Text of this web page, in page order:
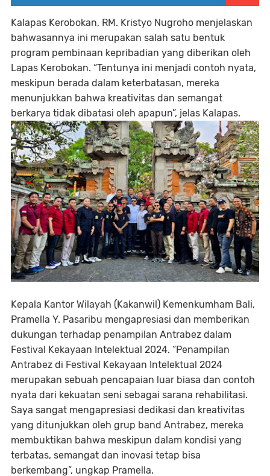
Kalapas Kerobokan, RM. Kristyo Nugroho menjelaskan
bahwasannya ini merupakan salah satu bentuk
program pembinaan kepribadian yang diberikan oleh
Lapas Kerobokan. “Tentunya ini menjadi contoh nyata,
meskipun berada dalam keterbatasan, mereka
menunjukkan bahwa kreativitas dan semangat
berkarya tidak dibatasi oleh apapun”, jelas Kalapas.
Kepala Kantor Wilayah (Kakanwil) Kemenkumham Bali,
Pramella Y. Pasaribu mengapresiasi dan memberikan
dukungan terhadap penampilan Antrabez dalam
Festival Kekayaan Intelektual 2024. “Penampilan
Antrabez di Festival Kekayaan Intelektual 2024
merupakan sebuah pencapaian luar biasa dan contoh
nyata dari kekuatan seni sebagai sarana rehabilitasi.
Saya sangat mengapresiasi dedikasi dan kreativitas
yang ditunjukkan oleh grup band Antrabez, mereka
membuktikan bahwa meskipun dalam kondisi yang
terbatas, semangat dan inovasi tetap bisa
berkembang”, ungkap Pramella.